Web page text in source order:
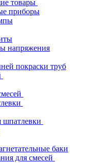
товары
приборы
напряжения
покраски труб
шпатлевки
баки
для смесей